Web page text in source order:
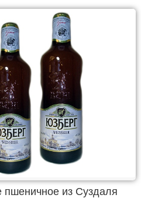
из Суздаля